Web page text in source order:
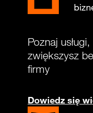
Poznaj
zwiększysz
firmy
Dowiedz się